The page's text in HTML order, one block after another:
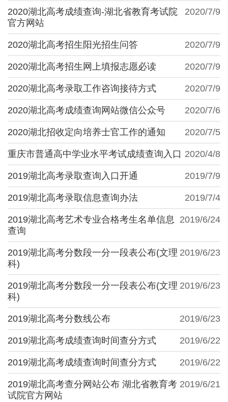
2020/7/9
2020湖北高考成绩查询-湖北省教育考试院
官方网站
2020/7/9
2020湖北高考招生阳光招生问答
2020/7/9
2020湖北高考招生网上填报志愿必读
2020/7/9
2020湖北高考录取工作咨询接待方式
2020/7/6
2020湖北高考成绩查询网站微信公众号
2020/7/5
2020湖北招收定向培养士官工作的通知
2020/4/8
重庆市普通高中学业水平考试成绩查询入口
2019/7/9
2019湖北高考录取查询入口开通
2019/7/4
2019湖北高考录取信息查询办法
2019/6/24
2019湖北高考艺术专业合格考生名单信息
查询
2019/6/23
2019湖北高考分数段一分一段表公布(文理
科)
2019/6/23
2019湖北高考分数段一分一段表公布(文理
科)
2019/6/23
2019湖北高考分数线公布
2019/6/22
2019湖北高考成绩查询时间查分方式
2019/6/22
2019湖北高考成绩查询时间查分方式
2019/6/21
2019湖北高考查分网站公布 湖北省教育考
试院官方网站